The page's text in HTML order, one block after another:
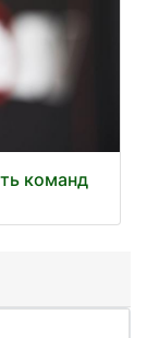
команд